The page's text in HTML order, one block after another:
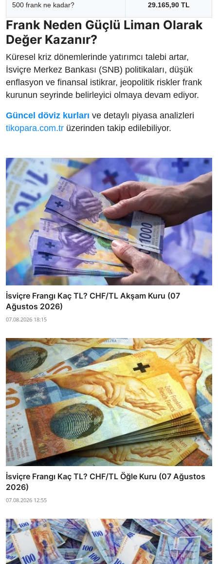
500 frank ne kadar? 29.165,90 TL
Frank Neden Güçlü Liman Olarak
Değer Kazanır?
Küresel kriz dönemlerinde yatırımcı talebi artar,
İsviçre Merkez Bankası (SNB) politikaları, düşük
enflasyon ve finansal istikrar, jeopolitik riskler frank
kurunun seyrinde belirleyici olmaya devam ediyor.
Güncel döviz kurları ve detaylı piyasa analizleri
tikopara.com.tr üzerinden takip edilebiliyor.
İsviçre Frangı Kaç TL? CHF/TL Akşam Kuru (07
Ağustos 2026)
07.08.2026 18:15
İsviçre Frangı Kaç TL? CHF/TL Öğle Kuru (07 Ağustos
2026)
07.08.2026 12:55